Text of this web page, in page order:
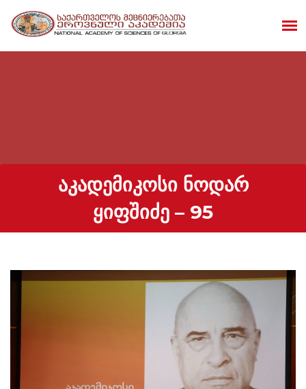
ᲐᲙᲐᲓᲔᲛᲘᲙᲝᲡᲘ ᲜᲝᲓᲐᲠ
ᲧᲘᲤᲨᲘᲫᲔ – 95